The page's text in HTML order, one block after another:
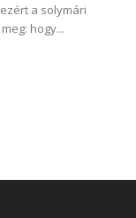
a solymári
hogy...